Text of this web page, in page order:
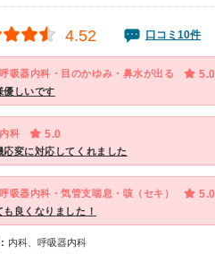
4.52 口コミ10件
呼吸器内科・目のかゆみ・鼻水が出る 5.0
優しいです
内科 5.0
応変に対応してくれました
呼吸器内科・気管支喘息・咳（セキ） 5.0
も良くなりました！
内科、呼吸器内科